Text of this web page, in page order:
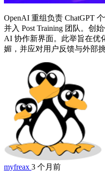
OpenAI 重组负责 ChatGPT
并入 Post Training 团队。创
AI 协作新界面。此举旨在优
媚，并应对用户反馈与外部挑
myfreax 3 个月前